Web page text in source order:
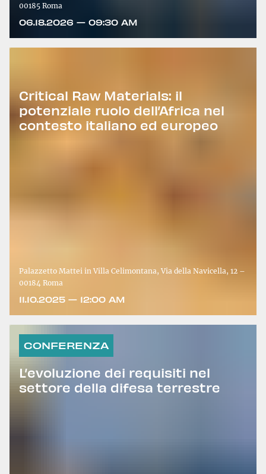
00185 Roma
06.18.2026 — 09:30 AM
Critical Raw Materials: il
potenziale ruolo dell’Africa nel
contesto italiano ed europeo
Palazzetto Mattei in Villa Celimontana, Via della Navicella, 12 –
00184 Roma
11.10.2025 — 12:00 AM
CONFERENZA
L’evoluzione dei requisiti nel
settore della difesa terrestre